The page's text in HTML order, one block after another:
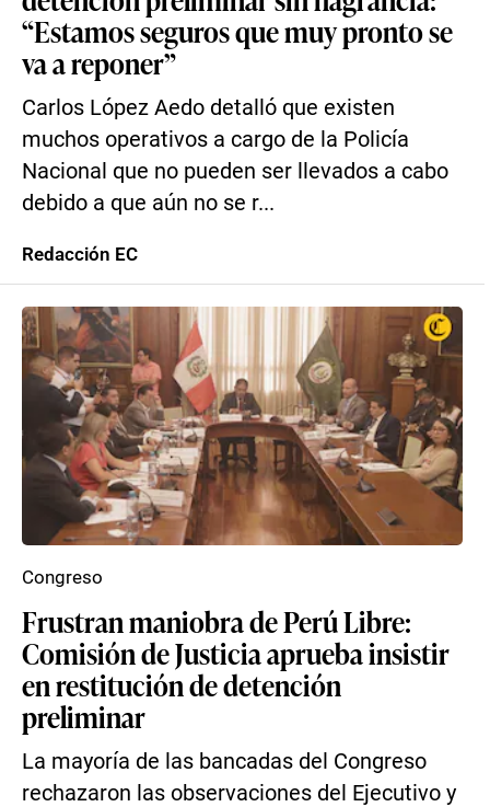
“Estamos seguros que muy pronto se
va a reponer”
Carlos López Aedo detalló que existen
muchos operativos a cargo de la Policía
Nacional que no pueden ser llevados a cabo
debido a que aún no se r...
Redacción EC
Frustran maniobra de Perú Libre:
Comisión de Justicia aprueba insistir
en restitución de detención
preliminar
La mayoría de las bancadas del Congreso
rechazaron las observaciones del Ejecutivo y
Congreso